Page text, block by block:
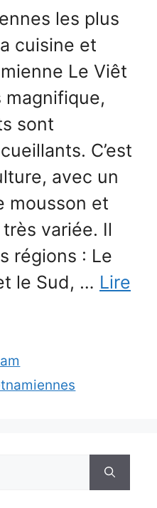
les plus
cuisine et
Le Viêt
magnifique,
sont
C’est
avec un
mousson et
variée. Il
régions : Le
le Sud, … Lire